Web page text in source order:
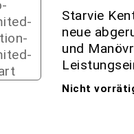
Starvie
neue
und
Nicht